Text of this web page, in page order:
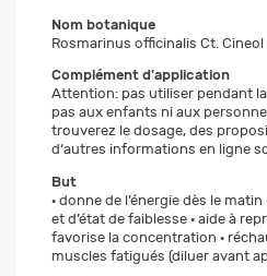
Nom botanique
Rosmarinus officinalis Ct. Cineol
Complément d'application
Attention: pas utiliser pendant
pas aux enfants ni aux
trouverez le dosage, des
d‘autres informations en ligne
But
· donne de l’énergie dès le
et d’état de faiblesse · aide à
favorise la concentration ·
muscles fatigués (diluer avant